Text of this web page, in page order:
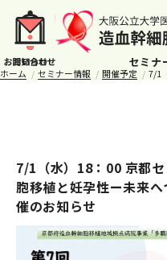
セミナ
ホーム セミナー情報 開催予定 7/1
7/1（水）18：00 京都
胞移植と妊孕性ー未来
催のお知らせ